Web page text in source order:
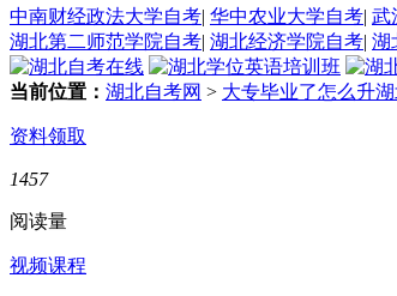
中南财经政法大学自考| 华中农业大学自考| 武
湖北第二师范学院自考| 湖北经济学院自考| 湖
当前位置： 湖北自考网 > 大专毕业了怎么升
资料领取
1457
阅读量
视频课程